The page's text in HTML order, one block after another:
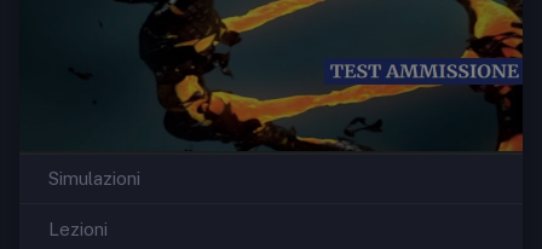
Simulazioni
Lezioni